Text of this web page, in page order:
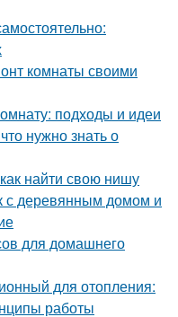
комнаты своими
подходы и идеи
нужно знать о
найти свою нишу
с деревянным домом и
для домашнего
для отопления:
работы